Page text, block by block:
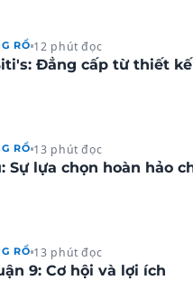
RỔ 12 phút đọc
Đẳng cấp từ thiết
RỔ 13 phút đọc
Sự lựa chọn hoàn hảo
RỔ 13 phút đọc
9: Cơ hội và lợi ích